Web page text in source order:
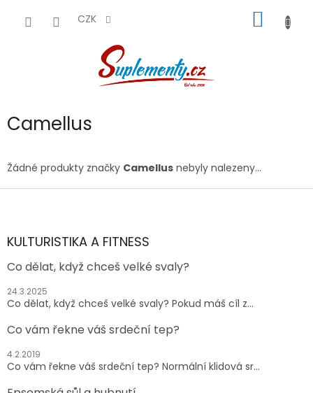
CZK
KOŠÍK
Camellus
Žádné produkty značky Camellus nebyly nalezeny...
Z
aKULTURISTIKA A FITNESS
Co dělat, když chceš velké svaly?
24.3.2025
Co dělat, když chceš velké svaly? Pokud máš cíl z...
Co vám řekne váš srdeční tep?
4.2.2019
Co vám řekne váš srdeční tep? Normální klidová sr...